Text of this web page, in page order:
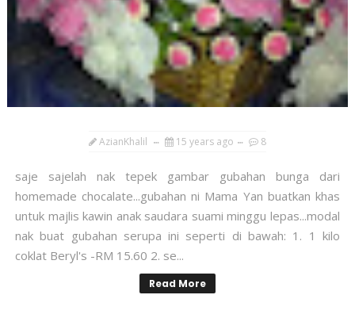
AzianKhalil 15 years ago 8
saje sajelah nak tepek gambar gubahan bunga dari
homemade chocalate...gubahan ni Mama Yan buatkan khas
untuk majlis kawin anak saudara suami minggu lepas...modal
nak buat gubahan serupa ini seperti di bawah: 1. 1 kilo
coklat Beryl's -RM 15.60 2. se...
Read More